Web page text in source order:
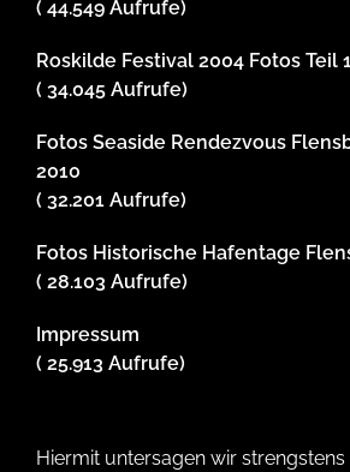
( 44.549 Aufrufe)
Roskilde Festival 2004 Fotos Teil
( 34.045 Aufrufe)
Fotos Seaside Rendezvous
2010
( 32.201 Aufrufe)
Fotos Historische Hafentage
( 28.103 Aufrufe)
Impressum
( 25.913 Aufrufe)
Hiermit untersagen wir